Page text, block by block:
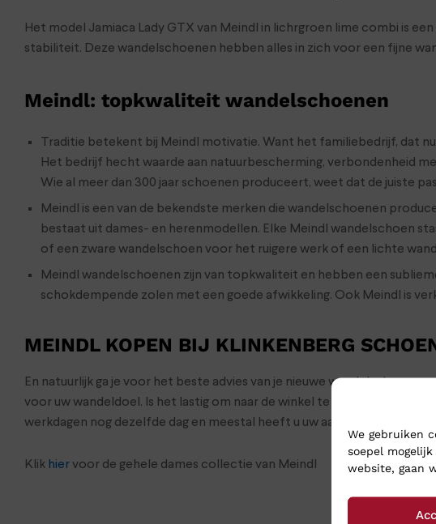
We gebruiken
soepel
website, gaan
Het model Jamiaca Lady GTX van Meindl in lichrgroen lime combi is
stabiliteit. Deze wandelschoenen hebben alles in zich voor een fijne
Meindl: topkwaliteit wandelschoenen
Traditie betekent bij Meindl motivatie. Want het familiebedrijf, dat
Het bedrijf hecht waarde aan natuurbescherming, verbondenheid
Wie al meer dan 300 jaar schoenen produceert, weet dat de juiste
Meindl is een van de bekendste merken die wandelschoenen
bestaat uit dames- en herenmodellen. Elke Meindl wandelschoen
of een zware wandelschoen voor het ruigere werk of een lichte
Meindl wandelschoenen zijn van topkwaliteit en hebben een
schokdempende zolen met een goede afwikkeling. Ook Meindl is
MEINDL KOPEN BIJ KLINKENBERG
En natuurlijk ga je voor het beste advies van je nieuwe
voor uw wandeldoel. Is het lastig om naar de winkel te komen dan
werkdagen nog dezelfde dag en meestal heeft u uw aankopen binnen 24
Klik hiervoor de gehele dames collectie van Meindl